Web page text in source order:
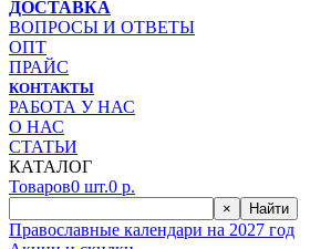
ДОСТАВКА
ВОПРОСЫ И ОТВЕТЫ
ОПТ
ПРАЙС
КОНТАКТЫ
РАБОТА У НАС
О НАС
СТАТЬИ
КАТАЛОГ
Товаров0 шт.0 р.
× Найти
Православные календари на 2027 год